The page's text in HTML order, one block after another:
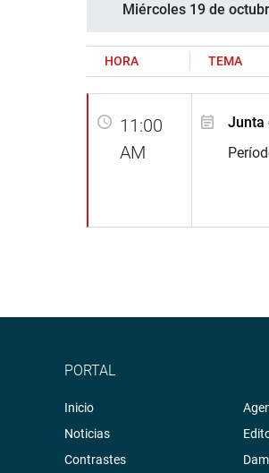
Miércoles 19 de
HORA TEMA
11:00
AM
Junta
PORTAL
Inicio
Noticias
Contrastes